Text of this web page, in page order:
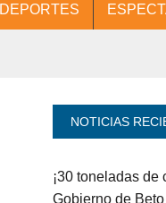
DEPORTES
NOTICIAS
¡30 toneladas de
Gobierno de